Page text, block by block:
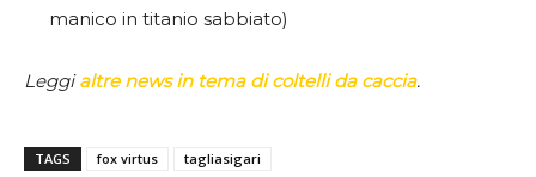
manico in titanio sabbiato)
Leggialtre news in tema di coltelli da caccia.
TAGS fox virtus tagliasigari